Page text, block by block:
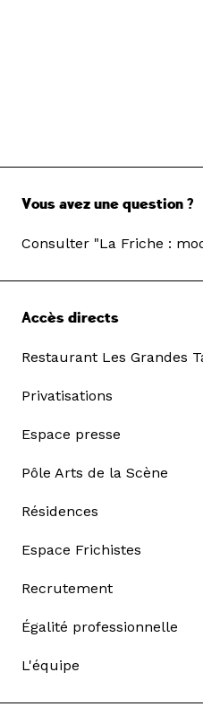
Vous avez une question ?
Consulter "La Friche :
Accès directs
Restaurant Les Grandes
Privatisations
Espace presse
Pôle Arts de la Scène
Résidences
Espace Frichistes
Recrutement
Égalité professionnelle
L'équipe